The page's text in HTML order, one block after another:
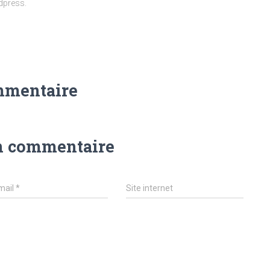
commentaire
* Site internet